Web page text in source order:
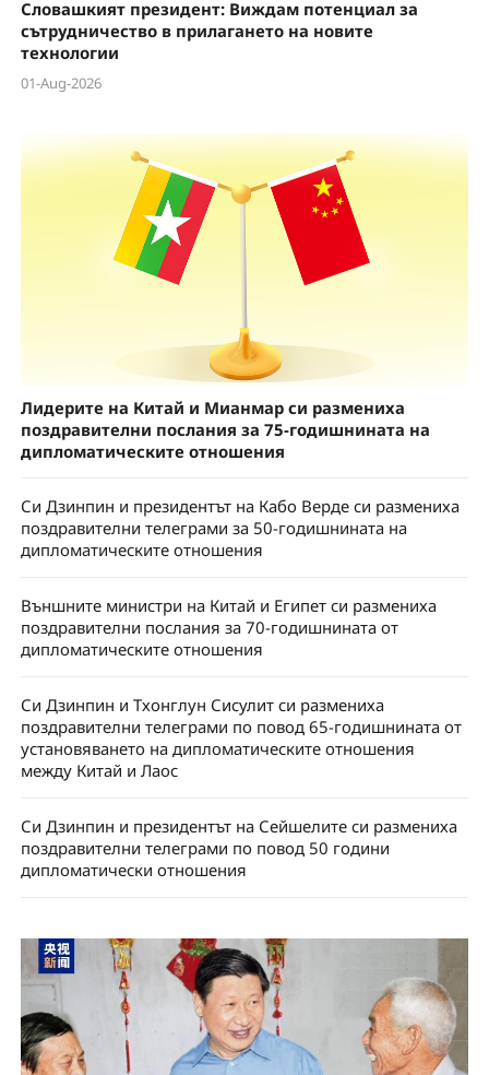
Словашкият президент: Виждам потенциал за
сътрудничество в прилагането на новите
технологии
01-Aug-2026
Лидерите на Китай и Мианмар си размениха
поздравителни послания за 75-годишнината на
дипломатическите отношения
Си Дзинпин и президентът на Кабо Верде си размениха
поздравителни телеграми за 50-годишнината на
дипломатическите отношения
Външните министри на Китай и Египет си размениха
поздравителни послания за 70-годишнината от
дипломатическите отношения
Си Дзинпин и Тхонглун Сисулит си размениха
поздравителни телеграми по повод 65-годишнината от
установяването на дипломатическите отношения
между Китай и Лаос
Си Дзинпин и президентът на Сейшелите си размениха
поздравителни телеграми по повод 50 години
дипломатически отношения